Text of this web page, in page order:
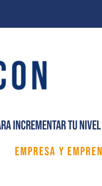
incrementar tu
EMPRESA Y